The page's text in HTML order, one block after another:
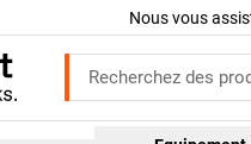
Nous vous